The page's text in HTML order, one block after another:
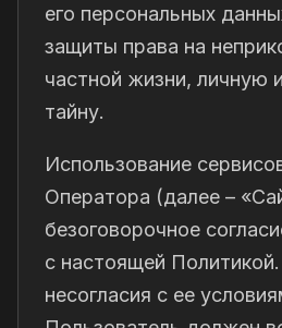
его персональных
защиты права на
частной жизни, личную
тайну.
Использование
Оператора (далее –
безоговорочное
с настоящей
несогласия с ее